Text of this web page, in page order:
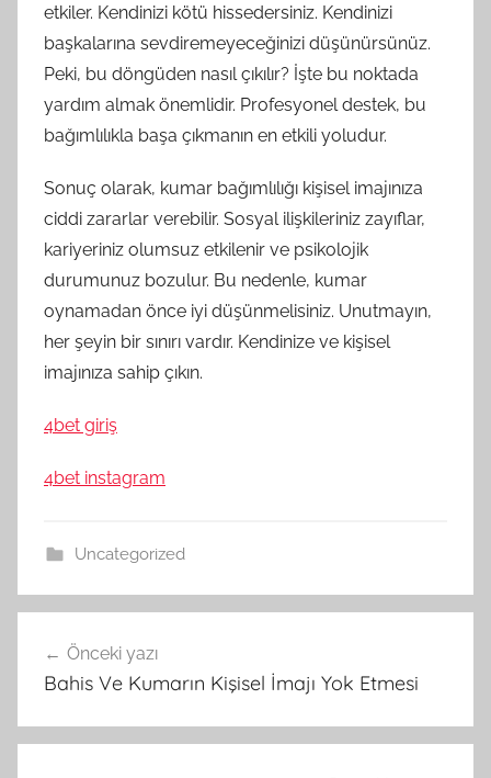
etkiler. Kendinizi kötü hissedersiniz. Kendinizi
başkalarına sevdiremeyeceğinizi düşünürsünüz.
Peki, bu döngüden nasıl çıkılır? İşte bu noktada
yardım almak önemlidir. Profesyonel destek, bu
bağımlılıkla başa çıkmanın en etkili yoludur.
Sonuç olarak, kumar bağımlılığı kişisel imajınıza
ciddi zararlar verebilir. Sosyal ilişkileriniz zayıflar,
kariyeriniz olumsuz etkilenir ve psikolojik
durumunuz bozulur. Bu nedenle, kumar
oynamadan önce iyi düşünmelisiniz. Unutmayın,
her şeyin bir sınırı vardır. Kendinize ve kişisel
imajınıza sahip çıkın.
4bet giriş
4bet instagram
Uncategorized
gezinmesi
Önceki yazı
Bahis Ve Kumarın Kişisel İmajı Yok Etmesi